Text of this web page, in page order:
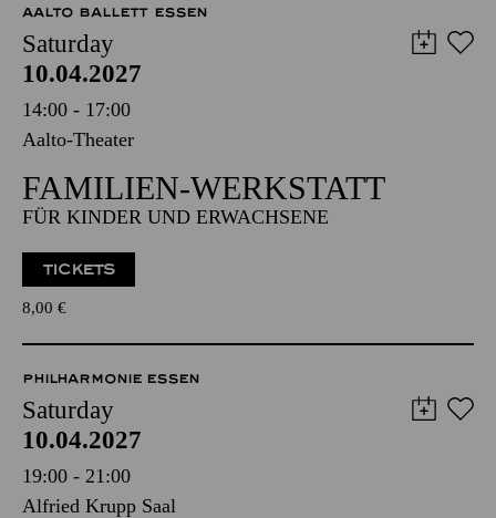
AALTO BALLETT ESSEN
Saturday
10.04.2027
14:00 - 17:00
Aalto-Theater
FAMILIEN-WERKSTATT
FÜR KINDER UND ERWACHSENE
TICKETS
8,00 €
PHILHARMONIE ESSEN
Saturday
10.04.2027
19:00 - 21:00
Alfried Krupp Saal